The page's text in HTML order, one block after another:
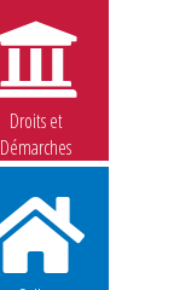
Droits et
Démarches